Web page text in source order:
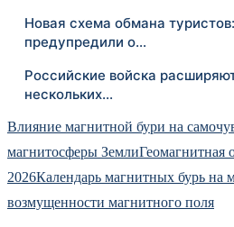
Новая схема обмана
предупредили о…
Российские войска
нескольких…
Влияние магнитной бури на
магнитосферы ЗемлиГеомагнитная
2026Календарь магнитных бурь на
возмущенности магнитного поля